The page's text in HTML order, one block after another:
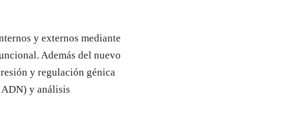
y externos mediante
Además del nuevo
y regulación génica
y análisis